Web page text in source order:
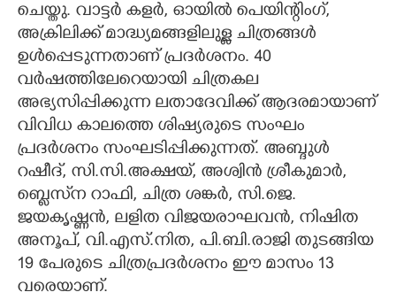
ചെയ്തു. വാട്ടർ കളർ, ഓയിൽ പെയിന്റിംഗ്,
അക്രിലിക്ക് മാദ്ധ്യമങ്ങളിലുള്ള ചിത്രങ്ങൾ
ഉൾപ്പെടുന്നതാണ് പ്രദർശനം. 40
വർഷത്തിലേറെയായി ചിത്രകല
അഭ്യസിപ്പിക്കുന്ന ലതാദേവിക്ക് ആദരമായാണ്
വിവിധ കാലത്തെ ശിഷ്യരുടെ സംഘം
പ്രദർശനം സംഘടിപ്പിക്കുന്നത്. അബ്ദുൾ
റഷീദ്, സി.സി.അക്ഷയ്, അശ്വിൻ ശ്രീകുമാർ,
ബ്ലെസ്‌ന റാഫി, ചിത്ര ശങ്കർ, സി.ജെ.
ജയകൃഷ്ണൻ, ലളിത വിജയരാഘവൻ, നിഷിത
അനൂപ്, വി.എസ്.നിത, പി.ബി.രാജി തുടങ്ങിയ
19 പേരുടെ ചിത്രപ്രദർശനം ഈ മാസം 13
വരെയാണ്.